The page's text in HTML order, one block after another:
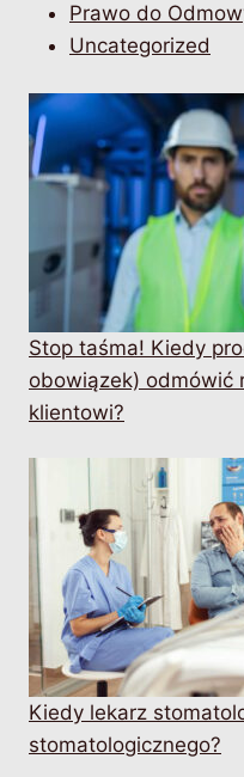
Prawo do
Uncategorized
Stop taśma! Kiedy
obowiązek) odmówić
klientowi?
Kiedy lekarz
stomatologicznego?